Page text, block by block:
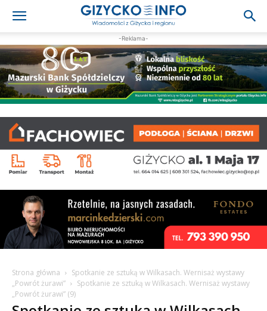
-Reklama-
Strona główna
Spotkanie ze sztuką w Wilkasach. Wernisaż wystawy
„Powrót żurawi”
Spotkanie ze sztuką w Wilkasach. Wernisaż wystawy
„Powrót żurawi” (9)